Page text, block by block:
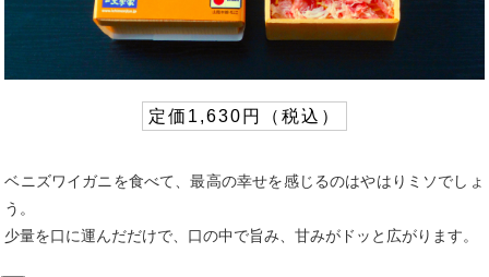
定価1,630円（税込）
ベニズワイガニを食べて、最高の幸せを感じるのはやはりミソでしょ
う。
少量を口に運んだだけで、口の中で旨み、甘みがドッと広がります。